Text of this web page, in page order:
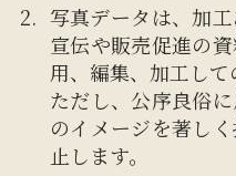
写真データは、加
宣伝や販売促進の
用、編集、加工して
ただし、公序良俗
のイメージを著し
止します。